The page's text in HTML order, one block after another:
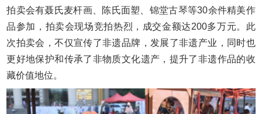
拍卖会有聂氏麦杆画、陈氏面塑、锦堂古琴等30余件精美作
品参加，拍卖会现场竞拍热烈，成交金额达200多万元。此
次拍卖会，不仅宣传了非遗品牌，发展了非遗产业，同时也
更好地保护和传承了非物质文化遗产，提升了非遗作品的收
藏价值地位。